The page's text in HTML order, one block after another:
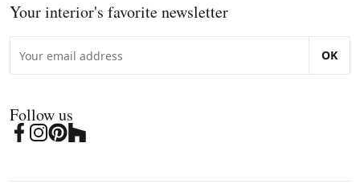
Your interior's favorite newsletter
OK
Follow us